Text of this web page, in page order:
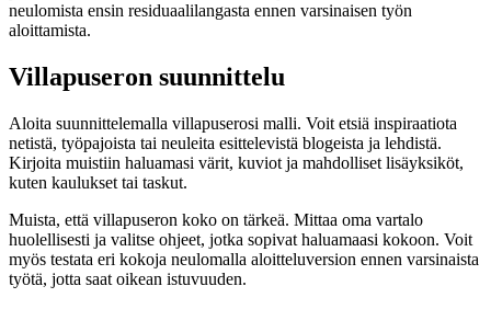
neulomista ensin residuaalilangasta ennen varsinaisen työn
aloittamista.
Villapuseron suunnittelu
Aloita suunnittelemalla villapuserosi malli. Voit etsiä inspiraatiota
netistä, työpajoista tai neuleita esittelevistä blogeista ja lehdistä.
Kirjoita muistiin haluamasi värit, kuviot ja mahdolliset lisäyksiköt,
kuten kaulukset tai taskut.
Muista, että villapuseron koko on tärkeä. Mittaa oma vartalo
huolellisesti ja valitse ohjeet, jotka sopivat haluamaasi kokoon. Voit
myös testata eri kokoja neulomalla aloitteluversion ennen varsinaista
työtä, jotta saat oikean istuvuuden.